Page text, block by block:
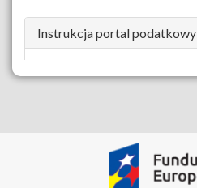
Instrukcja portal podatkowy
Pobierz Zasób